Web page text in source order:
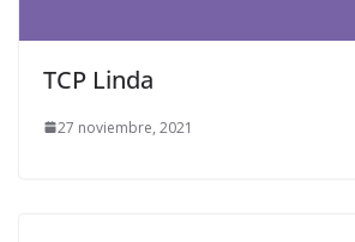
TCP Linda
27 noviembre, 2021